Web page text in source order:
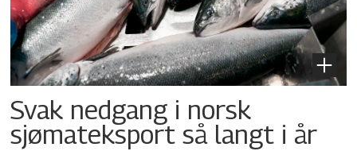
Svak nedgang i norsk
sjømateksport så langt i år